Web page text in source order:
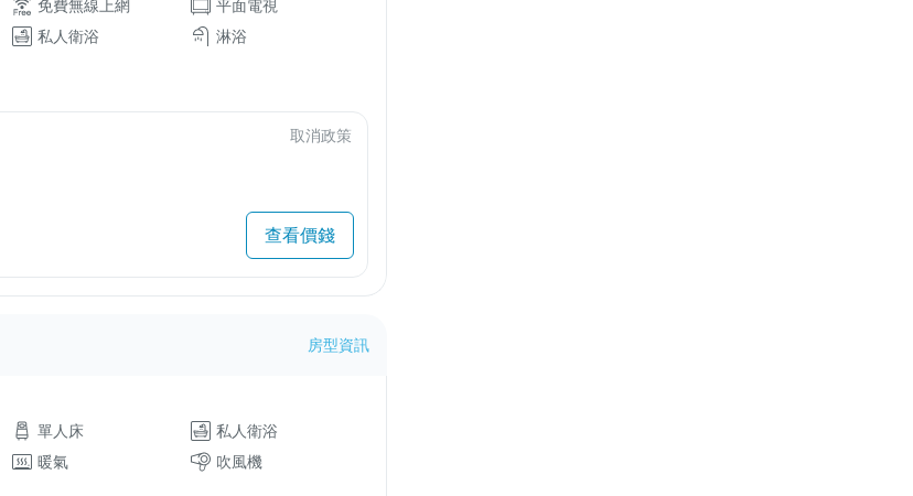
免費無線上網
平面電視
私人衛浴 淋浴
取消政策
查看價錢
房型資訊
單人床
私人衛浴
暖氣 吹風機